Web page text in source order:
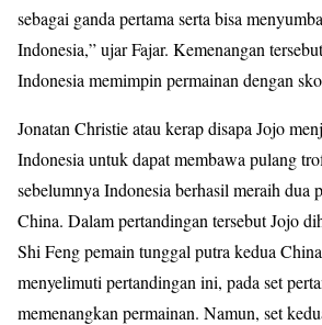
sebagai ganda pertama serta bisa
Indonesia,” ujar Fajar. Kemenangan
Indonesia memimpin permainan dengan
Jonatan Christie atau kerap disapa Jojo
Indonesia untuk dapat membawa pulang
sebelumnya Indonesia berhasil meraih dua
China. Dalam pertandingan tersebut Jojo
Shi Feng pemain tunggal putra kedua
menyelimuti pertandingan ini, pada set
memenangkan permainan. Namun, set